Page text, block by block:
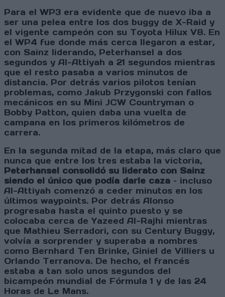
Para el WP3 era evidente que de nuevo iba a
ser una pelea entre los dos buggy de X-Raid y
el vigente campeón con su Toyota Hilux V8. En
el WP4 fue donde más cerca llegaron a estar,
con Sainz liderando, Peterhansel a dos
segundos y Al-Attiyah a 21 segundos mientras
que el resto pasaba a varios minutos de
distancia. Por detrás varios pilotos tenían
problemas, como Jakub Przygonski con fallos
mecánicos en su Mini JCW Countryman o
Bobby Patton, quien daba una vuelta de
campana en los primeros kilómetros de
carrera.
En la segunda mitad de la etapa, más claro que
nunca que entre los tres estaba la victoria,
Peterhansel consolidó su liderato con Sainz
siendo el único que podía darle caza – incluso
Al-Attiyah comenzó a ceder minutos en los
últimos waypoints. Por detrás Alonso
progresaba hasta el quinto puesto y se
colocaba cerca de Yazeed Al-Rajhi mientras
que Mathieu Serradori, con su Century Buggy,
volvía a sorprender y superaba a nombres
como Bernhard Ten Brinke, Giniel de Villiers u
Orlando Terranova. De hecho, el francés
estaba a tan solo unos segundos del
bicampeón mundial de Fórmula 1 y de las 24
Horas de Le Mans.